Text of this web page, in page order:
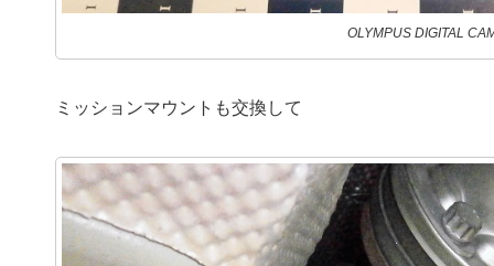
OLYMPUS DIGITAL
ミッションマウントも交換して